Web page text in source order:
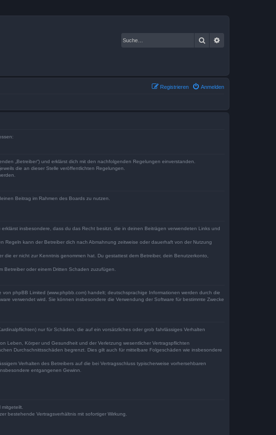
Suche
Anmelden
Registrieren
„Betreiber“) und erklärst dich mit den nachfolgenden Regelungen einverstanden.
die an dieser Stelle veröffentlichten Regelungen.
Beitrag im Rahmen des Boards zu nutzen.
insbesondere, dass du das Recht besitzt, die in deinen Beiträgen verwendeten Links und
kann der Betreiber dich nach Abmahnung zeitweise oder dauerhaft von der Nutzung
er nicht zur Kenntnis genommen hat. Du gestattest dem Betreiber, dein Benutzerkonto,
oder einem Dritten Schaden zuzufügen.
von phpBB Limited (www.phpbb.com) handelt; deutschsprachige Informationen werden durch die
verwendet wird. Sie können insbesondere die Verwendung der Software für bestimmte Zwecke
nur für Schäden, die auf ein vorsätzliches oder grob fahrlässiges Verhalten
Leben, Körper und Gesundheit und der Verletzung wesentlicher Vertragspflichten
Durchschnittsschäden begrenzt. Dies gilt auch für mittelbare Folgeschäden wie insbesondere
Verhalten des Betreibers auf die bei Vertragsschluss typischerweise vorhersehbaren
entgangenen Gewinn.
bestehende Vertragsverhältnis mit sofortiger Wirkung.